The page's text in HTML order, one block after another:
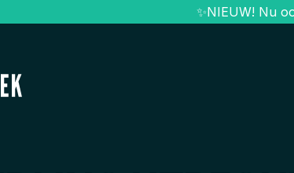
✨NIEUW! Nu